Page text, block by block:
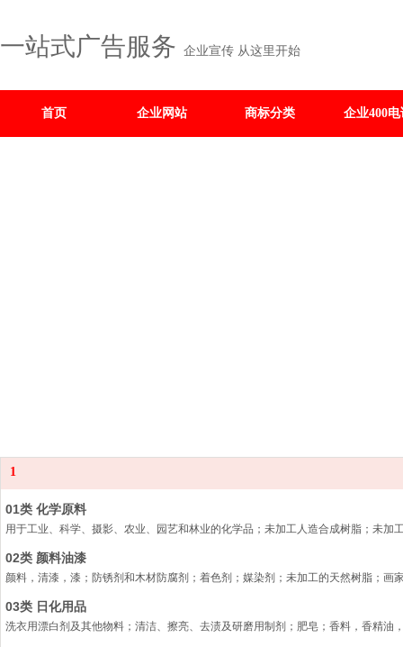
一站式广告服务 企业宣传 从这里开始
首页 企业网站 商标分类 企业400电
1
01类 化学原料
用于工业、科学、摄影、农业、园艺和林业的化学品；未加工人造合成树脂；未
02类 颜料油漆
颜料，清漆，漆；防锈剂和木材防腐剂；着色剂；媒染剂；未加工的天然树脂；画
03类 日化用品
洗衣用漂白剂及其他物料；清洁、擦亮、去渍及研磨用制剂；肥皂；香料，香精油